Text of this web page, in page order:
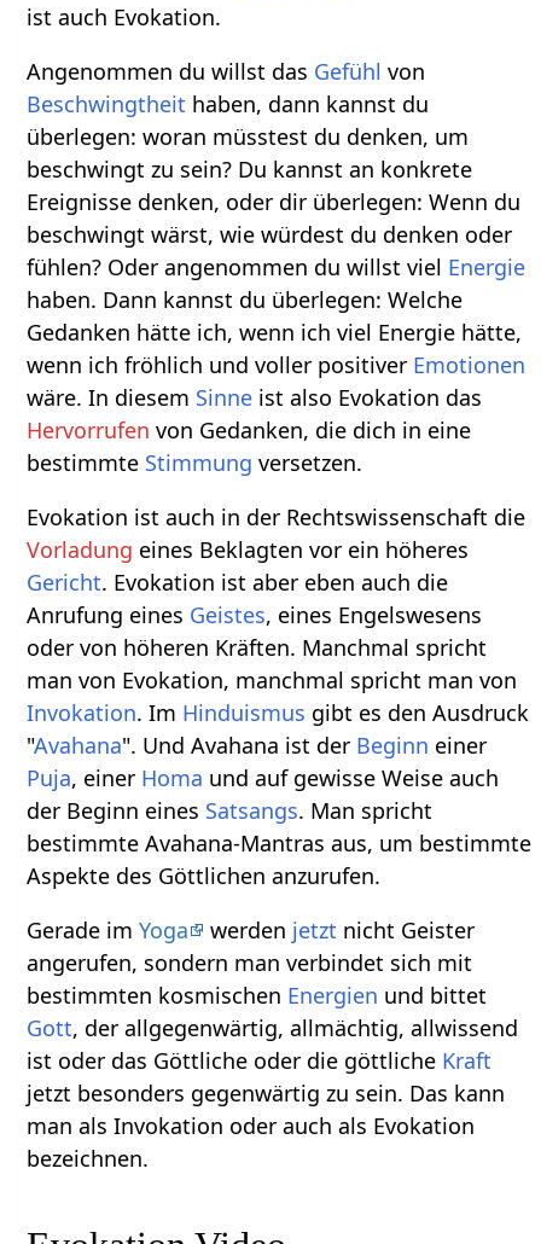
ist auch Evokation.
Angenommen du willst das Gefühl von
Beschwingtheit haben, dann kannst du
überlegen: woran müsstest du denken, um
beschwingt zu sein? Du kannst an konkrete
Ereignisse denken, oder dir überlegen: Wenn du
beschwingt wärst, wie würdest du denken oder
fühlen? Oder angenommen du willst viel Energie
haben. Dann kannst du überlegen: Welche
Gedanken hätte ich, wenn ich viel Energie hätte,
wenn ich fröhlich und voller positiver Emotionen
wäre. In diesem Sinne ist also Evokation das
Hervorrufen von Gedanken, die dich in eine
bestimmte Stimmung versetzen.
Evokation ist auch in der Rechtswissenschaft die
Vorladung eines Beklagten vor ein höheres
Gericht. Evokation ist aber eben auch die
Anrufung eines Geistes, eines Engelswesens
oder von höheren Kräften. Manchmal spricht
man von Evokation, manchmal spricht man von
Invokation. Im Hinduismus gibt es den Ausdruck
"Avahana". Und Avahana ist der Beginn einer
Puja, einer Homa und auf gewisse Weise auch
der Beginn eines Satsangs. Man spricht
bestimmte Avahana-Mantras aus, um bestimmte
Aspekte des Göttlichen anzurufen.
Gerade imYoga werden jetzt nicht Geister
angerufen, sondern man verbindet sich mit
bestimmten kosmischen Energien und bittet
Gott, der allgegenwärtig, allmächtig, allwissend
ist oder das Göttliche oder die göttliche Kraft
jetzt besonders gegenwärtig zu sein. Das kann
man als Invokation oder auch als Evokation
bezeichnen.